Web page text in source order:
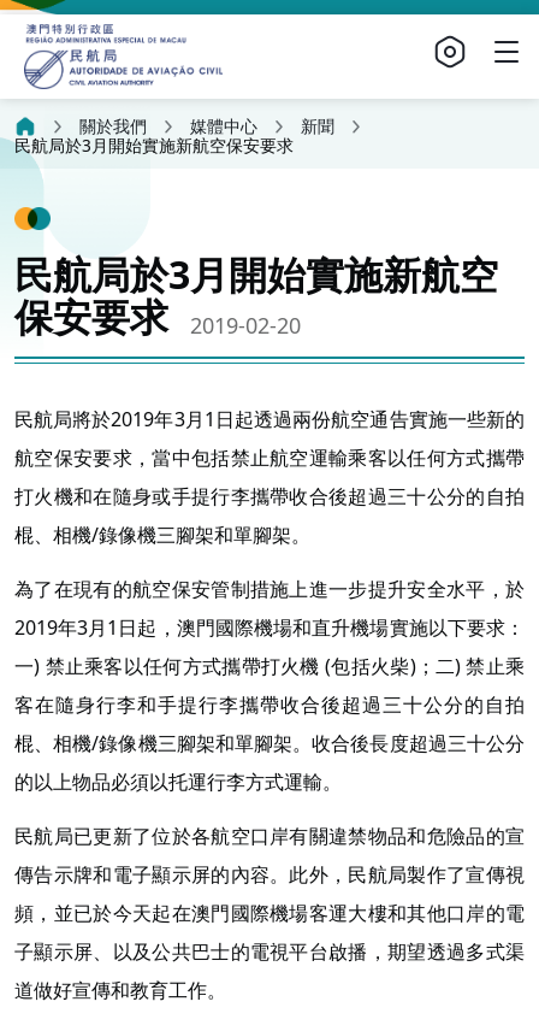
關於我們 媒體中心
新聞
民航局於3月開始實施新航空保安要求
民航局於3月開始實施新航空
保安要求
2019-02-20
民航局將於2019年3月1日起透過兩份航空通告實施一些新的
航空保安要求，當中包括禁止航空運輸乘客以任何方式攜帶
打火機和在隨身或手提行李攜帶收合後超過三十公分的自拍
棍、相機/錄像機三腳架和單腳架。
為了在現有的航空保安管制措施上進一步提升安全水平，於
2019年3月1日起，澳門國際機場和直升機場實施以下要求：
一) 禁止乘客以任何方式攜帶打火機 (包括火柴)；二) 禁止乘
客在隨身行李和手提行李攜帶收合後超過三十公分的自拍
棍、相機/錄像機三腳架和單腳架。收合後長度超過三十公分
的以上物品必須以托運行李方式運輸。
民航局已更新了位於各航空口岸有關違禁物品和危險品的宣
傳告示牌和電子顯示屏的內容。此外，民航局製作了宣傳視
頻，並已於今天起在澳門國際機場客運大樓和其他口岸的電
子顯示屏、以及公共巴士的電視平台啟播，期望透過多式渠
道做好宣傳和教育工作。